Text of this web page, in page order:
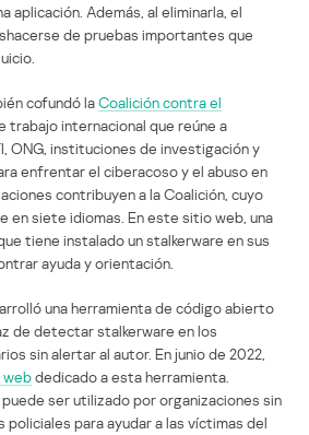
aplicación. Además, al eliminarla, el
de pruebas importantes que
cofundó laCoalición contra el
trabajo internacional que reúne a
ONG, instituciones de investigación y
enfrentar el ciberacoso y el abuso en
contribuyen a la Coalición, cuyo
en siete idiomas. En este sitio web, una
tiene instalado un stalkerware en sus
ayuda y orientación.
una herramienta de código abierto
de detectar stalkerware en los
sin alertar al autor. En junio de 2022,
dedicado a esta herramienta.
ser utilizado por organizaciones sin
policiales para ayudar a las víctimas del